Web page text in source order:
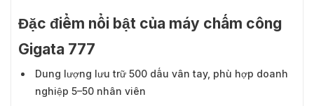
Đặc điểm nổi bật của máy chấm công
Gigata 777
Dung lượng lưu trữ 500 dấu vân tay, phù hợp doanh
nghiệp 5–50 nhân viên